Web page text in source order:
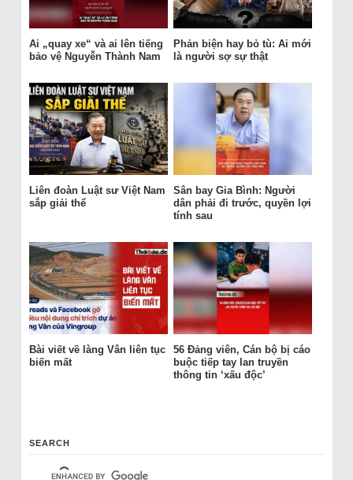
Ai „quay xe“ và ai lên tiếng
bảo vệ Nguyễn Thành Nam
Phản biện hay bỏ tù: Ai mới
là người sợ sự thật
Liên đoàn Luật sư Việt Nam
sắp giải thể
Sân bay Gia Bình: Người
dân phải đi trước, quyền lợi
tính sau
Bài viết về làng Vân liên tục
biến mất
56 Đảng viên, Cán bộ bị cáo
buộc tiếp tay lan truyền
thông tin ‘xấu độc’
SEARCH